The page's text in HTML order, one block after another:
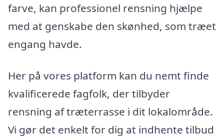
farve, kan professionel rensning hjælpe
med at genskabe den skønhed, som træet
engang havde.
Her på vores platform kan du nemt finde
kvalificerede fagfolk, der tilbyder
rensning af træterrasse i dit lokalområde.
Vi gør det enkelt for dig at indhente tilbud